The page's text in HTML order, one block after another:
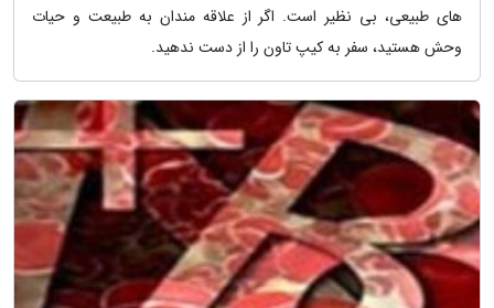
های طبیعی، بی نظیر است. اگر از علاقه مندان به طبیعت و حیات
وحش هستید، سفر به کیپ تاون را از دست ندهید.